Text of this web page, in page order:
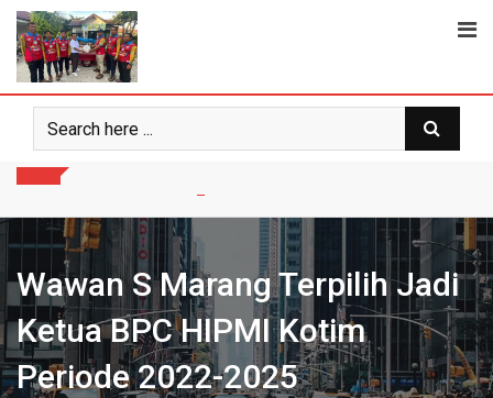
Skip
content
Wawan S Marang Terpilih Jadi
Ketua BPC HIPMI Kotim
Periode 2022-2025